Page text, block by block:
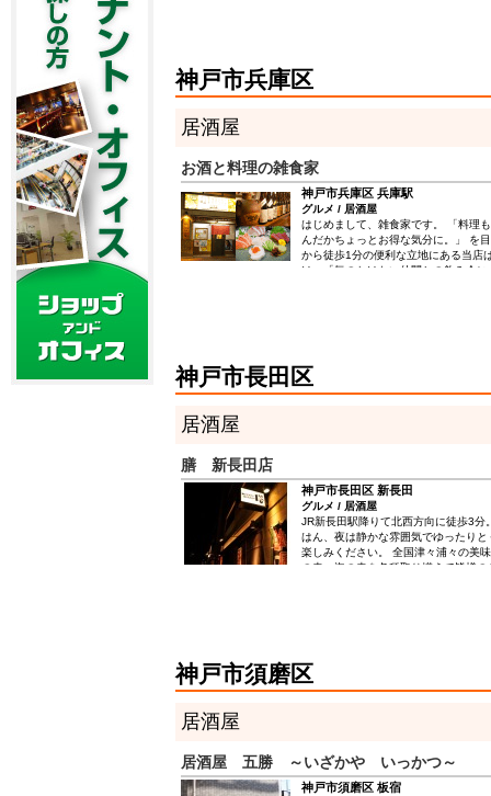
神戸市兵庫区
居酒屋
お酒と料理の雑食家
神戸市兵庫区 兵庫駅
グルメ / 居酒屋
はじめまして、雑食家です。 「料理
んだかちょっとお得な気分に。」 を
から徒歩1分の便利な立地にある当店
け」「気のおけない仲間との飲み会
リーズナブルに楽しんでいただけれ
理もお酒もおいしくて、なんだかち
神戸市長田区
居酒屋
膳 新長田店
神戸市長田区 新長田
グルメ / 居酒屋
JR新長田駅降りて北西方向に徒歩3分
はん、夜は静かな雰囲気でゆったり
楽しみください。 全国津々浦々の美
の幸・海の幸を各種取り揃えて皆様
神戸市須磨区
居酒屋
居酒屋 五勝 ～いざかや いっかつ～
神戸市須磨区 板宿